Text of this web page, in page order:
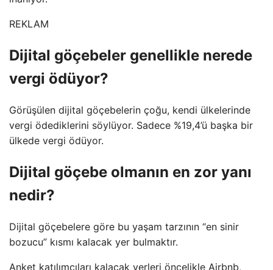
REKLAM
Dijital göçebeler genellikle nerede
vergi ödüyor?
Görüşülen dijital göçebelerin çoğu, kendi ülkelerinde
vergi ödediklerini söylüyor. Sadece %19,4’ü başka bir
ülkede vergi ödüyor.
Dijital göçebe olmanın en zor yanı
nedir?
Dijital göçebelere göre bu yaşam tarzının “en sinir
bozucu” kısmı kalacak yer bulmaktır.
Anket katılımcıları kalacak yerleri öncelikle Airbnb,